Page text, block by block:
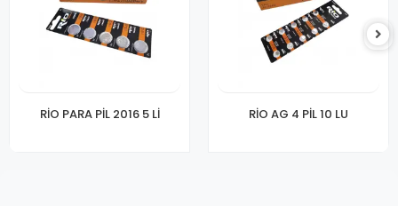
RİO PARA PİL 2016 5 Lİ RİO AG 4 PİL 10 LU